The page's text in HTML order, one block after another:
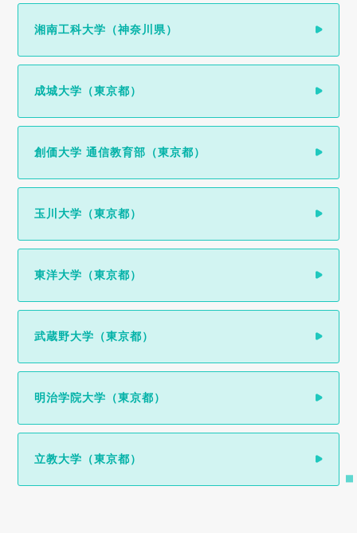
湘南工科大学（神奈川県）
成城大学（東京都）
創価大学 通信教育部（東京都）
玉川大学（東京都）
東洋大学（東京都）
武蔵野大学（東京都）
明治学院大学（東京都）
立教大学（東京都）